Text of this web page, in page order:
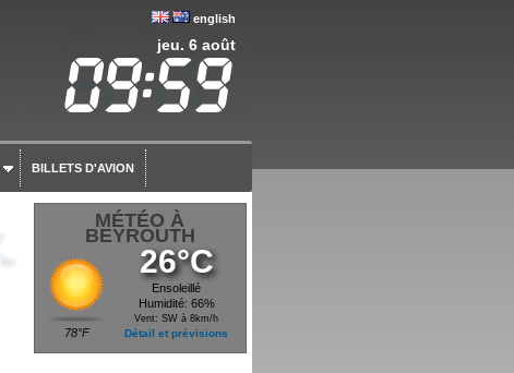
english
jeu. 6 août
BILLETS D'AVION
MÉTÉO À
BEYROUTH
78°F
26°C
Ensoleillé
Humidité: 66%
Vent: SW à 8km/h
Détail et prévisions